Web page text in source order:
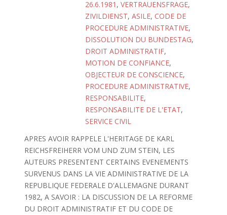
26.6.1981 , VERTRAUENSFRAGE,
ZIVILDIENST, ASILE, CODE DE
PROCEDURE ADMINISTRATIVE,
DISSOLUTION DU BUNDESTAG,
DROIT ADMINISTRATIF,
MOTION DE CONFIANCE,
OBJECTEUR DE CONSCIENCE,
PROCEDURE ADMINISTRATIVE,
RESPONSABILITE,
RESPONSABILITE DE L'ETAT,
SERVICE CIVIL
APRES AVOIR RAPPELE L'HERITAGE DE KARL
REICHSFREIHERR VOM UND ZUM STEIN, LES
AUTEURS PRESENTENT CERTAINS EVENEMENTS
SURVENUS DANS LA VIE ADMINISTRATIVE DE LA
REPUBLIQUE FEDERALE D'ALLEMAGNE DURANT
1982, A SAVOIR : LA DISCUSSION DE LA REFORME
DU DROIT ADMINISTRATIF ET DU CODE DE